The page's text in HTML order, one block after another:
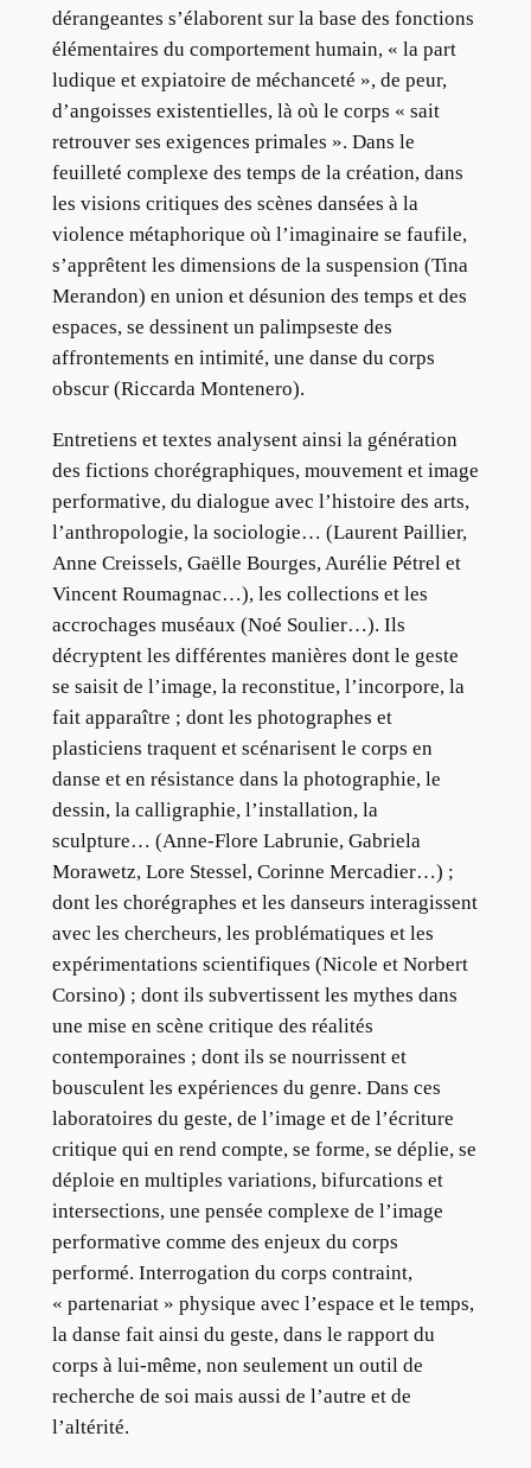
dérangeantes s’élaborent sur la base des fonctions
élémentaires du comportement humain, « la part
ludique et expiatoire de méchanceté », de peur,
d’angoisses existentielles, là où le corps « sait
retrouver ses exigences primales ». Dans le
feuilleté complexe des temps de la création, dans
les visions critiques des scènes dansées à la
violence métaphorique où l’imaginaire se faufile,
s’apprêtent les dimensions de la suspension (Tina
Merandon) en union et désunion des temps et des
espaces, se dessinent un palimpseste des
affrontements en intimité, une danse du corps
obscur (Riccarda Montenero).
Entretiens et textes analysent ainsi la génération
des fictions chorégraphiques, mouvement et image
performative, du dialogue avec l’histoire des arts,
l’anthropologie, la sociologie… (Laurent Paillier,
Anne Creissels, Gaëlle Bourges, Aurélie Pétrel et
Vincent Roumagnac…), les collections et les
accrochages muséaux (Noé Soulier…). Ils
décryptent les différentes manières dont le geste
se saisit de l’image, la reconstitue, l’incorpore, la
fait apparaître ; dont les photographes et
plasticiens traquent et scénarisent le corps en
danse et en résistance dans la photographie, le
dessin, la calligraphie, l’installation, la
sculpture… (Anne-Flore Labrunie, Gabriela
Morawetz, Lore Stessel, Corinne Mercadier…) ;
dont les chorégraphes et les danseurs interagissent
avec les chercheurs, les problématiques et les
expérimentations scientifiques (Nicole et Norbert
Corsino) ; dont ils subvertissent les mythes dans
une mise en scène critique des réalités
contemporaines ; dont ils se nourrissent et
bousculent les expériences du genre. Dans ces
laboratoires du geste, de l’image et de l’écriture
critique qui en rend compte, se forme, se déplie, se
déploie en multiples variations, bifurcations et
intersections, une pensée complexe de l’image
performative comme des enjeux du corps
performé. Interrogation du corps contraint,
« partenariat » physique avec l’espace et le temps,
la danse fait ainsi du geste, dans le rapport du
corps à lui-même, non seulement un outil de
recherche de soi mais aussi de l’autre et de
l’altérité.